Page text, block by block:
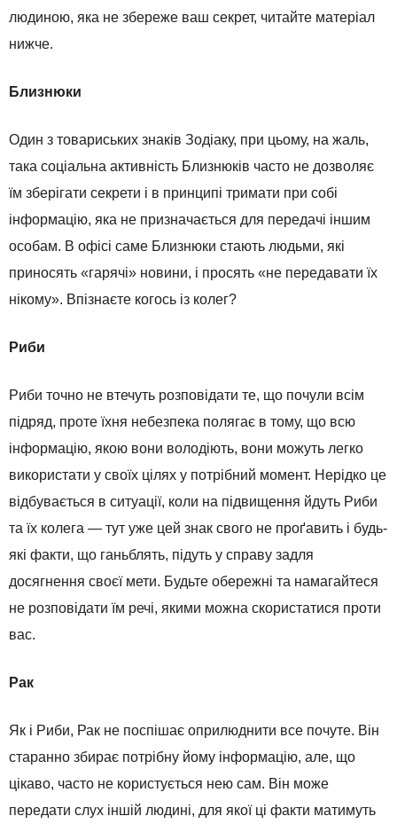
людиною, яка не збереже ваш секрет, читайте матеріал
нижче.
Близнюки
Один з товариських знаків Зодіаку, при цьому, на жаль,
така соціальна активність Близнюків часто не дозволяє
їм зберігати секрети і в принципі тримати при собі
інформацію, яка не призначається для передачі іншим
особам. В офісі саме Близнюки стають людьми, які
приносять «гарячі» новини, і просять «не передавати їх
нікому». Впізнаєте когось із колег?
Риби
Риби точно не втечуть розповідати те, що почули всім
підряд, проте їхня небезпека полягає в тому, що всю
інформацію, якою вони володіють, вони можуть легко
використати у своїх цілях у потрібний момент. Нерідко це
відбувається в ситуації, коли на підвищення йдуть Риби
та їх колега — тут уже цей знак свого не проґавить і будь-
які факти, що ганьблять, підуть у справу задля
досягнення своєї мети. Будьте обережні та намагайтеся
не розповідати їм речі, якими можна скористатися проти
вас.
Рак
Як і Риби, Рак не поспішає оприлюднити все почуте. Він
старанно збирає потрібну йому інформацію, але, що
цікаво, часто не користується нею сам. Він може
передати слух іншій людині, для якої ці факти матимуть